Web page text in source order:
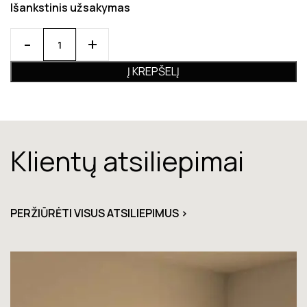
Išankstinis užsakymas
Į KREPŠELĮ
Klientų atsiliepimai
PERŽIŪRĖTI VISUS ATSILIEPIMUS >